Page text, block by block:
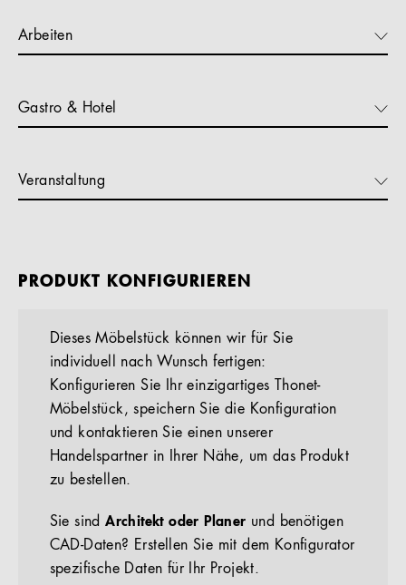
Arbeiten
Gastro & Hotel
Veranstaltung
PRODUKT KONFIGURIEREN
Dieses Möbelstück können wir für Sie
individuell nach Wunsch fertigen:
Konfigurieren Sie Ihr einzigartiges Thonet-
Möbelstück, speichern Sie die Konfiguration
und kontaktieren Sie einen unserer
Handelspartner in Ihrer Nähe, um das Produkt
zu bestellen.
Sie sindArchitekt oder Planer und benötigen
CAD-Daten? Erstellen Sie mit dem Konfigurator
spezifische Daten für Ihr Projekt.